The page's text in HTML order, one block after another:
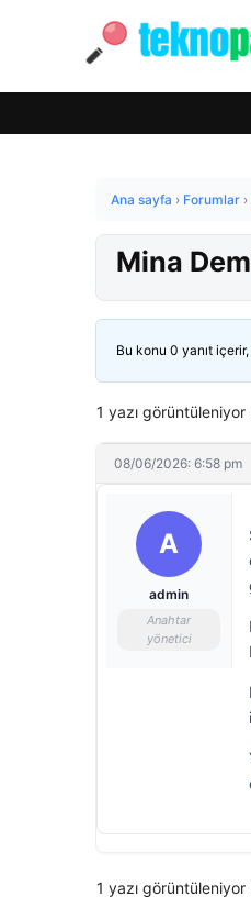
Ana sayfa › Forumlar ›
Mina
Bu konu 0 yanıt
1 yazı görüntüleniyor
08/06/2026: 6:58 pm
A
admin
Anahtar
yönetici
1 yazı görüntüleniyor